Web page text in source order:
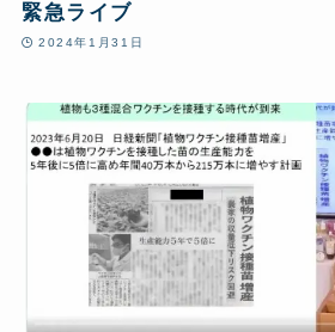
緊急ライブ
2024年1月31日